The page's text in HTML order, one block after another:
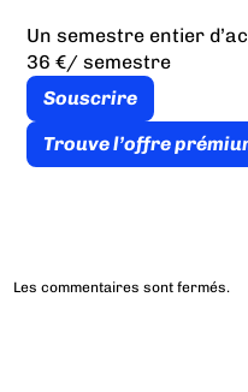
Un semestre entier
36 €/ semestre
Souscrire
Trouve l’offre
Les commentaires sont fermés.